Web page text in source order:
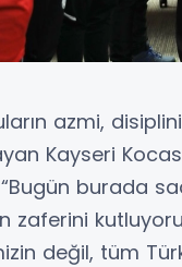
azmi,
Kayseri
burada
zaferini
değil, tüm